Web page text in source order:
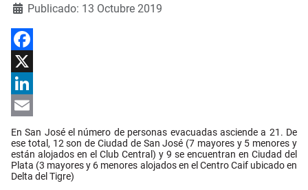
Detalles
Publicado: 13 Octubre 2019
Facebook
X
LinkedIn
Email
En San José el número de personas evacuadas asciende a 21. De
ese total, 12 son de Ciudad de San José (7 mayores y 5 menores y
están alojados en el Club Central) y 9 se encuentran en Ciudad del
Plata (3 mayores y 6 menores alojados en el Centro Caif ubicado en
Delta del Tigre)